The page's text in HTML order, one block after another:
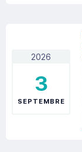
2026
3
SEPTEMBRE